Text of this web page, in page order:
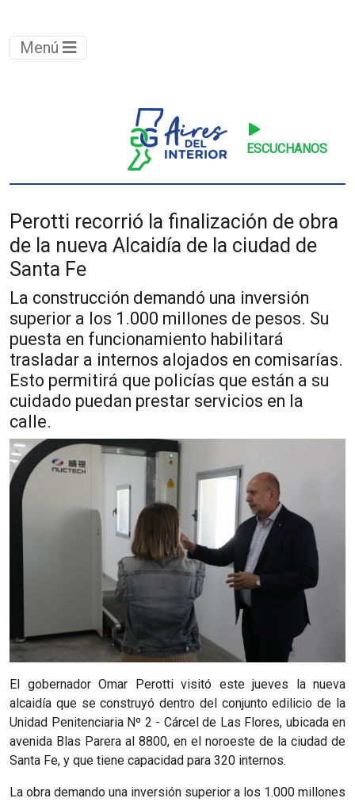
Menú
ESCUCHANOS
Perotti recorrió la finalización de obra
de la nueva Alcaidía de la ciudad de
Santa Fe
La construcción demandó una inversión
superior a los 1.000 millones de pesos. Su
puesta en funcionamiento habilitará
trasladar a internos alojados en comisarías.
Esto permitirá que policías que están a su
cuidado puedan prestar servicios en la
calle.
El gobernador Omar Perotti visitó este jueves la nueva
alcaidía que se construyó dentro del conjunto edilicio de la
Unidad Penitenciaria Nº 2 - Cárcel de Las Flores, ubicada en
avenida Blas Parera al 8800, en el noroeste de la ciudad de
Santa Fe, y que tiene capacidad para 320 internos.
La obra demando una inversión superior a los 1.000 millones